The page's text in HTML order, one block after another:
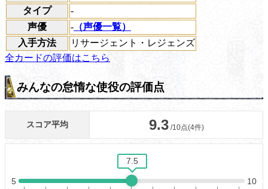
タイプ
-
声優
- （声優一覧）
入手方法
リサージェント・レジェンズ
全カードの評価はこちら
みんなの怠惰な使役の評価点